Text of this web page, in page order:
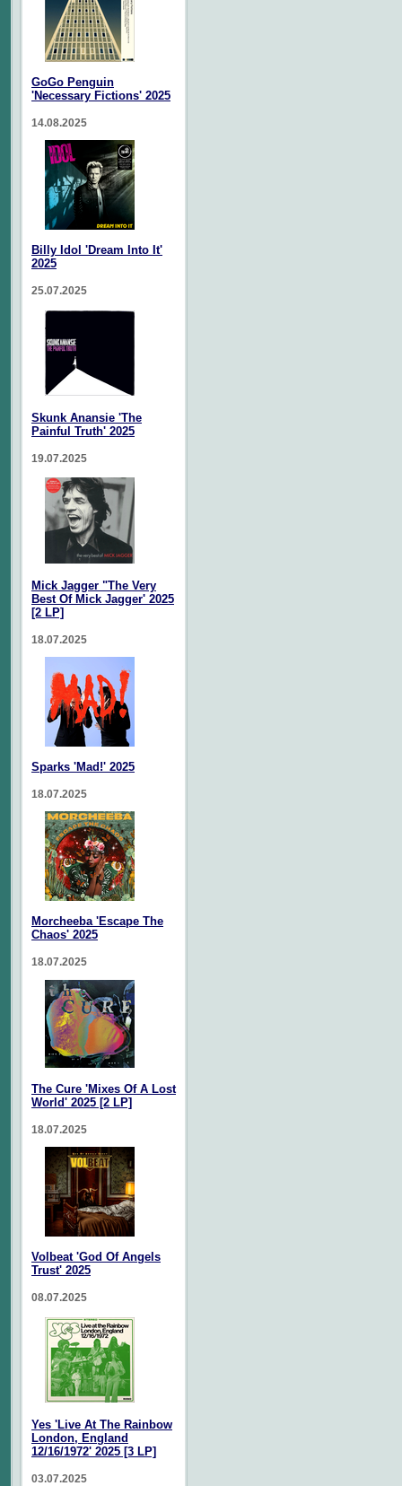
GoGo Penguin
'Necessary Fictions' 2025
14.08.2025
Billy Idol 'Dream Into It'
2025
25.07.2025
Skunk Anansie 'The
Painful Truth' 2025
19.07.2025
Mick Jagger "The Very
Best Of Mick Jagger' 2025
[2 LP]
18.07.2025
Sparks 'Mad!' 2025
18.07.2025
Morcheeba 'Escape The
Chaos' 2025
18.07.2025
The Cure 'Mixes Of A Lost
World' 2025 [2 LP]
18.07.2025
Volbeat 'God Of Angels
Trust' 2025
08.07.2025
Yes 'Live At The Rainbow
London, England
12/16/1972' 2025 [3 LP]
03.07.2025